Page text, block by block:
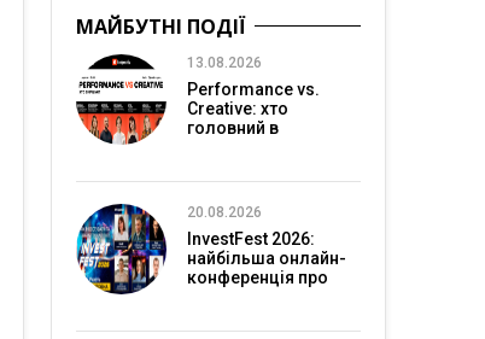
МАЙБУТНІ ПОДІЇ
13.08.2026
Performance vs.
Creative: хто
головний в
20.08.2026
InvestFest 2026:
найбільша онлайн-
конференція про